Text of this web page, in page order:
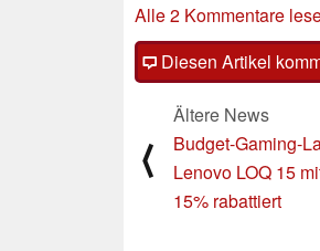
Alle 2 Kommentare
Diesen Artikel
⟨
Ältere News
Budget-Gaming-
Lenovo LOQ 15
15% rabattiert